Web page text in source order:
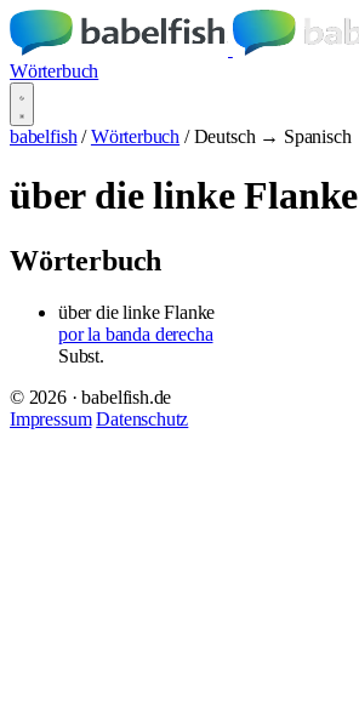
Wörterbuch
babelfish / Wörterbuch / Deutsch → Spanisch
über die linke Flanke
Wörterbuch
über die linke Flanke
por la banda derecha
Subst.
© 2026 · babelfish.de
Impressum Datenschutz